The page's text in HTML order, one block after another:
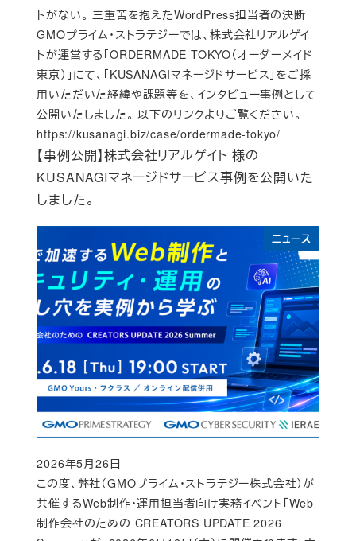
【事例公開】株式会社リアルゲイト 様の
KUSANAGIマネージドサービス事例を公開いた
しました。
トがない。 三重苦を抱えたWordPress担当者の決断
GMOプライム・ストラテジーでは、株式会社リアルゲイ
トが運営する「ORDERMADE TOKYO（オーダーメイド
東京）」にて、「KUSANAGIマネージドサービス」をご採
用いただいた経緯や課題等を、インタビュー事例として
公開いたしました。 以下のリンクよりご覧ください。
https://kusanagi.biz/case/ordermade-tokyo/
ニュース
この度、弊社（GMOプライム・ストラテジー株式会社）が
共催するWeb制作・運用担当者向け実務イベント「Web
制作会社のための CREATORS UPDATE 2026
Published
2026年5月26日